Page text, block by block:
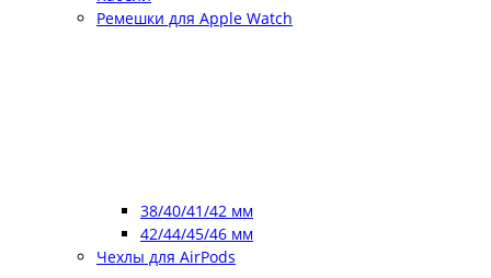
Ремешки для Apple Watch
38/40/41/42 мм
42/44/45/46 мм
Чехлы для AirPods